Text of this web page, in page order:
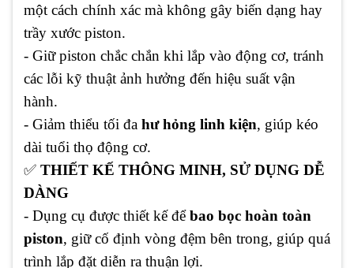
một cách chính xác mà không gây biến dạng hay
trầy xước piston.
- Giữ piston chắc chắn khi lắp vào động cơ, tránh
các lỗi kỹ thuật ảnh hưởng đến hiệu suất vận
hành.
- Giảm thiểu tối đa hư hỏng linh kiện, giúp kéo
dài tuổi thọ động cơ.
✅ THIẾT KẾ THÔNG MINH, SỬ DỤNG DỄ
DÀNG
- Dụng cụ được thiết kế đểbao bọc hoàn toàn
piston, giữ cố định vòng đệm bên trong, giúp quá
trình lắp đặt diễn ra thuận lợi.